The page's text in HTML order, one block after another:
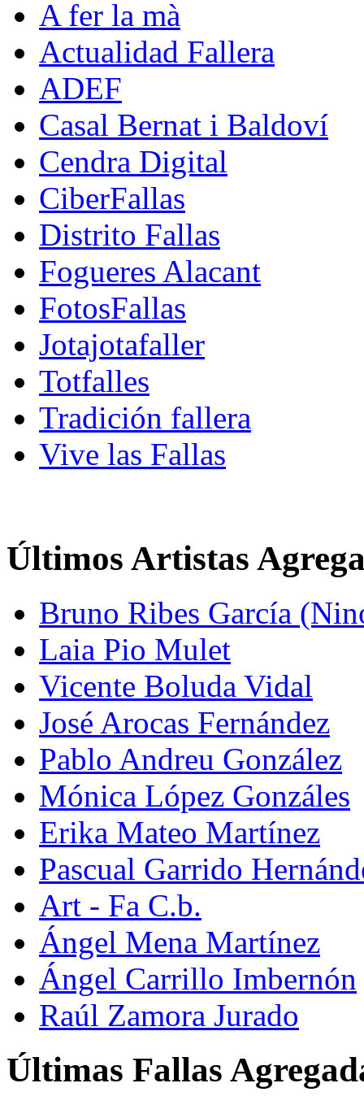
A fer la mà
Actualidad Fallera
ADEF
Casal Bernat i Baldoví
Cendra Digital
CiberFallas
Distrito Fallas
Fogueres Alacant
FotosFallas
Jotajotafaller
Totfalles
Tradición fallera
Vive las Fallas
Últimos Artistas
Bruno Ribes García
Laia Pio Mulet
Vicente Boluda Vidal
José Arocas Fernández
Pablo Andreu González
Mónica López Gonzáles
Erika Mateo Martínez
Pascual Garrido
Art - Fa C.b.
Ángel Mena Martínez
Ángel Carrillo Imbernón
Raúl Zamora Jurado
Últimas Fallas